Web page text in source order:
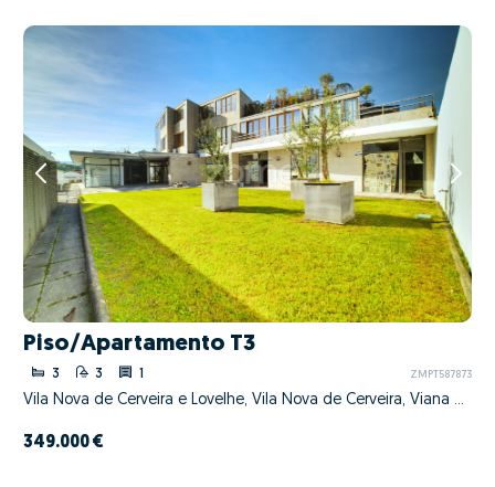
Piso/Apartamento T3
3 3 1 ZMPT587873
Vila Nova de Cerveira e Lovelhe, Vila Nova de Cerveira, Viana do Castelo
349.000 €